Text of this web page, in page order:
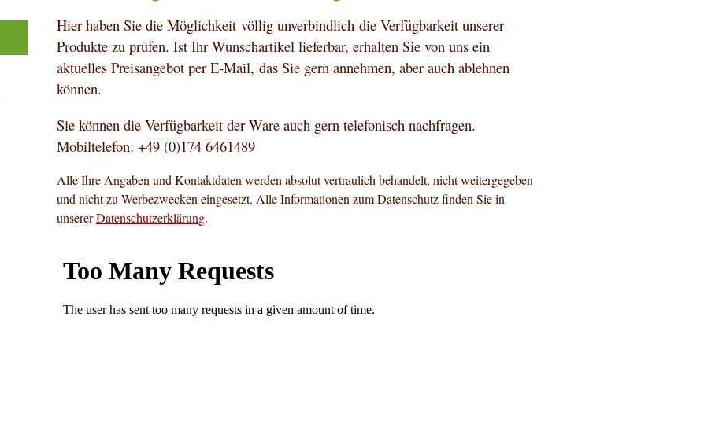
Hier haben Sie die Möglichkeit völlig unverbindlich die Verfügbarkeit unserer
Produkte zu prüfen. Ist Ihr Wunschartikel lieferbar, erhalten Sie von uns ein
aktuelles Preisangebot per E-Mail, das Sie gern annehmen, aber auch ablehnen
können.
Sie können die Verfügbarkeit der Ware auch gern telefonisch nachfragen.
Mobiltelefon: +49 (0)174 6461489
Alle Ihre Angaben und Kontaktdaten werden absolut vertraulich behandelt, nicht weitergegeben
und nicht zu Werbezwecken eingesetzt. Alle Informationen zum Datenschutz finden Sie in
unsererDatenschutzerklärung.